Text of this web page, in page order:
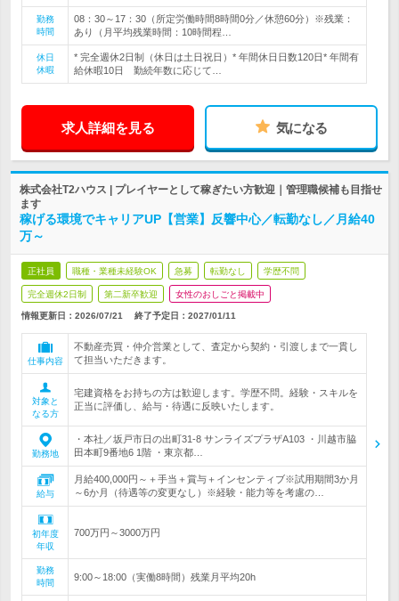
勤務
時間
08：30～17：30（所定労働時間8時間0分／休憩60分）※残業：
あり（月平均残業時間：10時間程…
休日
休暇
* 完全週休2日制（休日は土日祝日）* 年間休日日数120日* 年間有
給休暇10日 勤続年数に応じて…
求人詳細を見る 気になる
株式会社T2ハウス | プレイヤーとして稼ぎたい方歓迎｜管理職候補も目指せ
ます
稼げる環境でキャリアUP【営業】反響中心／転勤なし／月給40
万～
正社員 職種・業種未経験OK 急募 転勤なし 学歴不問
完全週休2日制 第二新卒歓迎 女性のおしごと掲載中
情報更新日：2026/07/21 終了予定日： 2027/01/11
仕事内容
不動産売買・仲介営業として、査定から契約・引渡しまで一貫し
て担当いただきます。
対象と
なる方
宅建資格をお持ちの方は歓迎します。学歴不問。経験・スキルを
正当に評価し、給与・待遇に反映いたします。
勤務地
・本社／坂戸市日の出町31-8 サンライズプラザA103 ・川越市脇
田本町9番地6 1階 ・東京都…
給与
月給400,000円～＋手当＋賞与＋インセンティブ※試用期間3か月
～6か月（待遇等の変更なし）※経験・能力等を考慮の…
初年度
年収
700万円～3000万円
勤務
時間
9:00～18:00（実働8時間）残業月平均20h